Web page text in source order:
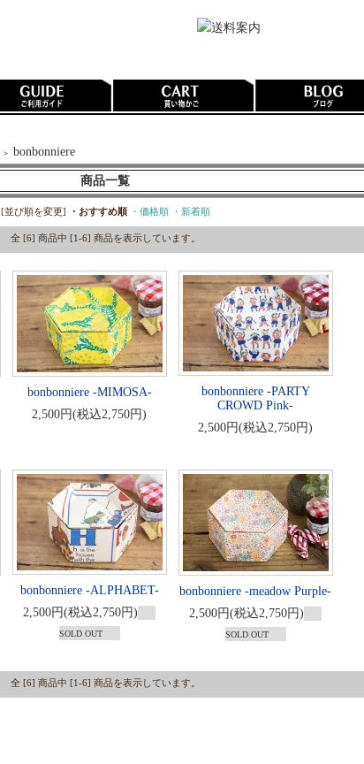
＞ bonbonniere
商品一覧
[並び順を変更] ・おすすめ順 ・価格順 ・新着順
全 [6] 商品中 [1-6] 商品を表示しています。
bonbonniere -MIMOSA-
2,500円(税込2,750円)
bonbonniere -PARTY
CROWD Pink-
2,500円(税込2,750円)
bonbonniere -ALPHABET-
2,500円(税込2,750円)
SOLD OUT
bonbonniere -meadow Purple-
2,500円(税込2,750円)
SOLD OUT
全 [6] 商品中 [1-6] 商品を表示しています。